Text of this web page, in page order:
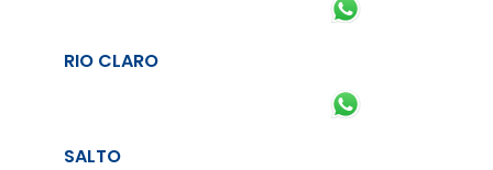
RIO CLARO
SALTO